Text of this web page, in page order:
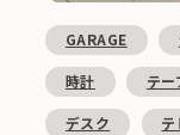
GARAGE
時計 テー
デスク テ